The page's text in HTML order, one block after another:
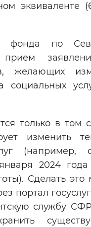
эквиваленте
фонда по
желающих
социальных
только в том
изменить
(например,
2024 года
Сделать
портал
службу